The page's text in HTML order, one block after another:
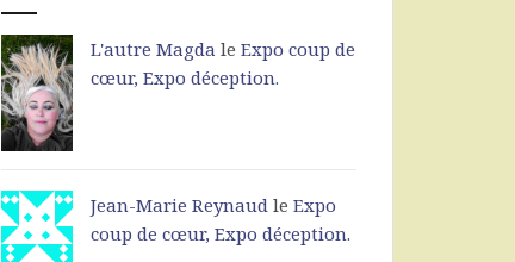
L'autre Magda le Expo coup de
cœur, Expo déception.
Jean-Marie Reynaud le Expo
coup de cœur, Expo déception.